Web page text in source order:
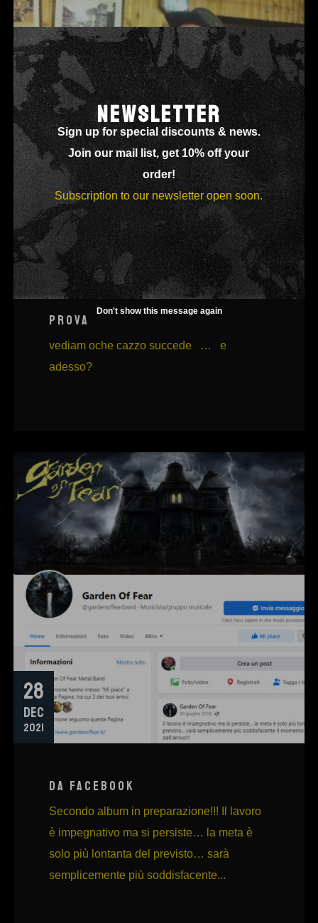
NEWSLETTER
Sign up for special discounts & news.
Join our mail list, get 10% off your
order!
Subscription to our newsletter open soon.
Don't show this message again
09
AUG
2022
PROVA
vediam oche cazzo succede … e
adesso?
28
DEC
2021
DA FACEBOOK
Secondo album in preparazione!!! Il lavoro
è impegnativo ma si persiste… la meta è
solo più lontanta del previsto… sarà
semplicemente più soddisfacente...